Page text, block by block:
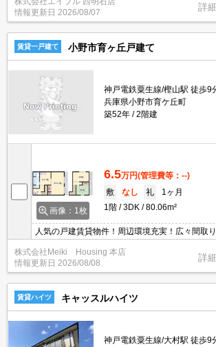
情報更新日 2026/08/07
詳
賃貸一戸建て 小野市育ヶ丘戸建て
神戸電鉄粟生線/樫山駅 徒歩9
兵庫県小野市育ケ丘町
築52年
2階建
画像：1枚
6.5万円(管理費等：--)
敷
なし 礼
1ヶ月
1階
3DK 80.06m²
人気の戸建賃貸物件！周辺環境充実！広々間取
オススメ☆
株式会社Meiki Housing 本店
情報更新日 2026/08/08
詳
賃貸ハイツ キャッスルハイツ
神戸電鉄粟生線/大村駅 徒歩9